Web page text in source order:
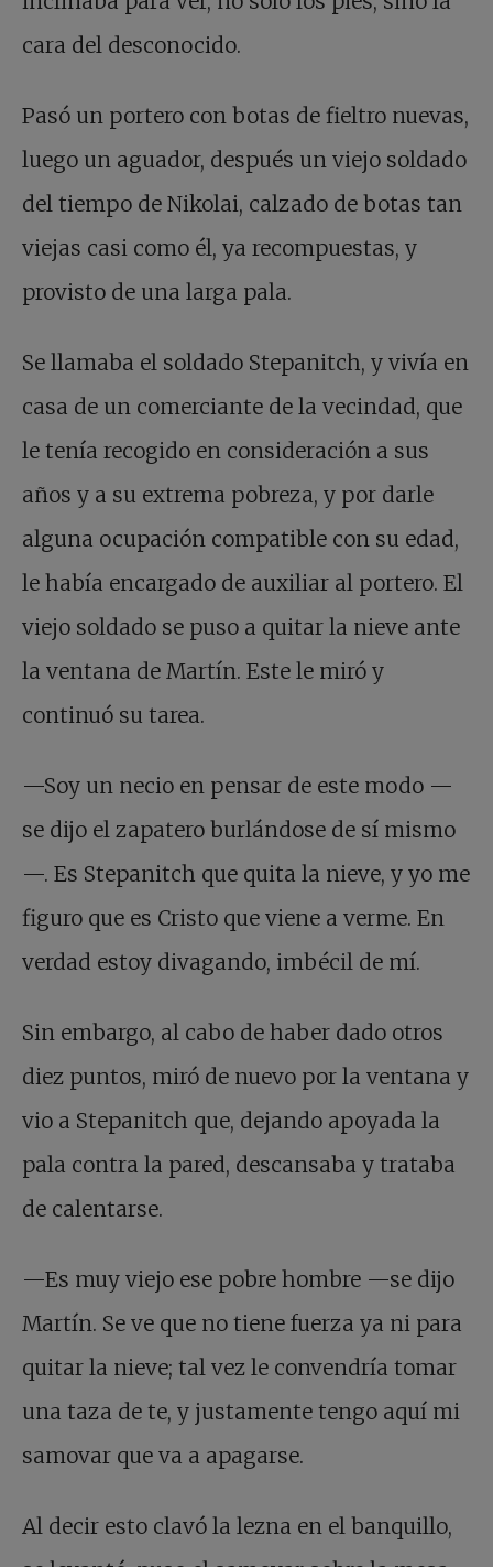
cara del desconocido.
Pasó un portero con botas de fieltro nuevas,
luego un aguador, después un viejo soldado
del tiempo de Nikolai, calzado de botas tan
viejas casi como él, ya recompuestas, y
provisto de una larga pala.
Se llamaba el soldado Stepanitch, y vivía en
casa de un comerciante de la vecindad, que
le tenía recogido en consideración a sus
años y a su extrema pobreza, y por darle
alguna ocupación compatible con su edad,
le había encargado de auxiliar al portero. El
viejo soldado se puso a quitar la nieve ante
la ventana de Martín. Este le miró y
continuó su tarea.
—Soy un necio en pensar de este modo —
se dijo el zapatero burlándose de sí mismo
—. Es Stepanitch que quita la nieve, y yo me
figuro que es Cristo que viene a verme. En
verdad estoy divagando, imbécil de mí.
Sin embargo, al cabo de haber dado otros
diez puntos, miró de nuevo por la ventana y
vio a Stepanitch que, dejando apoyada la
pala contra la pared, descansaba y trataba
de calentarse.
—Es muy viejo ese pobre hombre —se dijo
Martín. Se ve que no tiene fuerza ya ni para
quitar la nieve; tal vez le convendría tomar
una taza de te, y justamente tengo aquí mi
samovar que va a apagarse.
Al decir esto clavó la lezna en el banquillo,